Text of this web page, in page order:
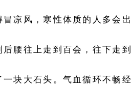
冒凉风，寒性体质的人多会
后腰往上走到百会，往下走
一块大石头。气血循环不畅经